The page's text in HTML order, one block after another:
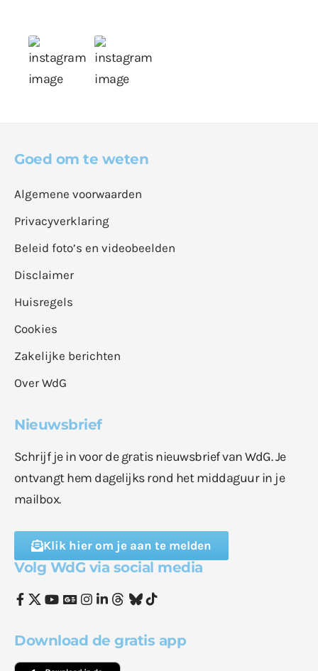
Goed om te weten
Algemene voorwaarden
Privacyverklaring
Beleid foto’s en videobeelden
Disclaimer
Huisregels
Cookies
Zakelijke berichten
Over WdG
Nieuwsbrief
Schrijf je in voor de gratis nieuwsbrief van WdG. Je
ontvangt hem dagelijks rond het middaguur in je
mailbox.
Klik hier om je aan te melden
Volg WdG via social media
Download de gratis app